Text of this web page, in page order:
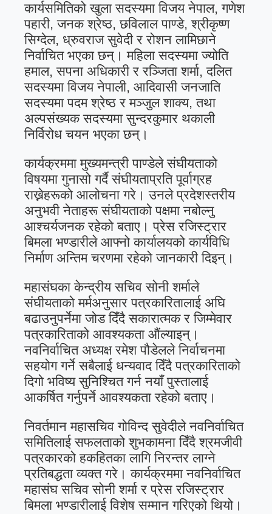
कार्यसमितिको खुला सदस्यमा विजय नेपाल, गणेश
पहारी, जनक श्रेष्ठ, छविलाल पाण्डे, श्रीकृष्ण
सिग्देल, ध्रुवराज सुवेदी र रोशन लामिछाने
निर्वाचित भएका छन्। महिला सदस्यमा ज्योति
हमाल, सपना अधिकारी र रञ्जिता शर्मा, दलित
सदस्यमा विजय नेपाली, आदिवासी जनजाति
सदस्यमा पदम श्रेष्ठ र मञ्जुल शाक्य, तथा
अल्पसंख्यक सदस्यमा सुन्दरकुमार थकाली
निर्विरोध चयन भएका छन्।
कार्यक्रममा मुख्यमन्त्री पाण्डेले संघीयताको
विषयमा गुनासो गर्दै संघीयताप्रति पूर्वाग्रह
राख्नेहरूको आलोचना गरे। उनले प्रदेशस्तरीय
अनुभवी नेताहरू संघीयताको पक्षमा नबोल्नु
आश्चर्यजनक रहेको बताए। प्रेस रजिस्ट्रार
बिमला भण्डारीले आफ्नो कार्यालयको कार्यविधि
निर्माण अन्तिम चरणमा रहेको जानकारी दिइन्।
महासंघका केन्द्रीय सचिव सोनी शर्माले
संघीयताको मर्मअनुसार पत्रकारितालाई अघि
बढाउनुपर्नेमा जोड दिँदै सकारात्मक र जिम्मेवार
पत्रकारिताको आवश्यकता औंल्याइन्।
नवनिर्वाचित अध्यक्ष रमेश पौडेलले निर्वाचनमा
सहयोग गर्ने सबैलाई धन्यवाद दिँदै पत्रकारिताको
दिगो भविष्य सुनिश्चित गर्न नयाँ पुस्तालाई
आकर्षित गर्नुपर्ने आवश्यकता रहेको बताए।
निवर्तमान महासचिव गोविन्द सुवेदीले नवनिर्वाचित
समितिलाई सफलताको शुभकामना दिँदै श्रमजीवी
पत्रकारको हकहितका लागि निरन्तर लाग्ने
प्रतिबद्धता व्यक्त गरे। कार्यक्रममा नवनिर्वाचित
महासंघ सचिव सोनी शर्मा र प्रेस रजिस्ट्रार
बिमला भण्डारीलाई विशेष सम्मान गरिएको थियो।